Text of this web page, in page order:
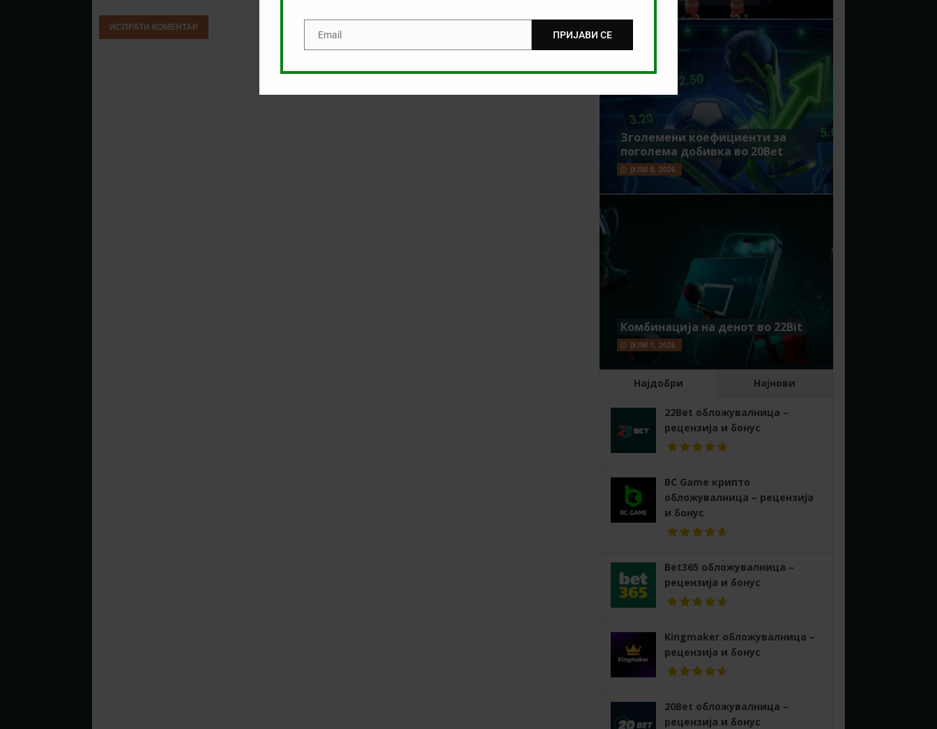
Зголемени коефициенти за
поголема добивка во 20Bet
ЈУЛИ 8, 2026
Комбинација на денот во 22Bit
ЈУЛИ 1, 2026
Најдобри Најнови
22Bet обложувалница –
рецензија и бонус
BC Game крипто
обложувалница – рецензија
и бонус
Bet365 обложувалница –
рецензија и бонус
Kingmaker обложувалница –
рецензија и бонус
20Bet обложувалница –
рецензија и бонус
EmailEmail ПРИЈАВИ СЕ